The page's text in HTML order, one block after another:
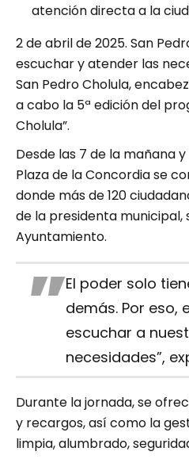
atención directa a la
2 de abril de 2025. San
escuchar y atender las
San Pedro Cholula,
a cabo la 5ª edición del
Cholula”.
Desde las 7 de la mañana
Plaza de la Concordia se
donde más de 120
de la presidenta
Ayuntamiento.
El poder solo
demás. Por eso,
escuchar a
necesidades”,
Durante la jornada, se
y recargos, así como la
limpia, alumbrado,